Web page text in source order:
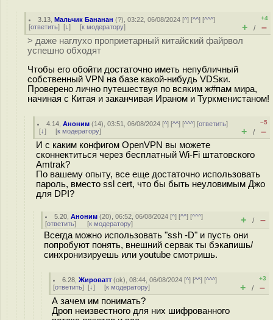
3.13 ,Мальчик Бананан (?), 03:22, 06/08/2024 [^] [^^] [^^^]
[ответить] [↓] [к модератору]
+4
+ / –
> даже наглухо проприетарный китайский файрвол
успешно обходят
Чтобы его обойти достаточно иметь непубличный
собственный VPN на базе какой-нибудь VDSки.
Проверено лично путешествуя по всяким ж#пaм мира,
начиная с Китая и заканчивая Ираном и Туркменистаном!
4.14 ,Аноним (14), 03:51, 06/08/2024 [^] [^^] [^^^] [ответить]
[↓] [к модератору]
–5
+ / –
И c каким конфигом OpenVPN вы можете
сконнектиться через бесплатный Wi-Fi штатовского
Amtrak?
По вашему опыту, все еще достаточно использовать
пароль, вместо ssl cert, что бы быть неуловимым Джо
для DPI?
5.20 ,Аноним (20), 06:52, 06/08/2024 [^] [^^] [^^^]
[ответить] [к модератору] + / –
Всегда можно использовать "ssh -D" и пусть они
попробуют понять, внешний сервак ты бэкапишь/
синхронизируешь или youtube смотришь.
6.28 ,Жироватт (ok), 08:44, 06/08/2024 [^] [^^] [^^^]
[ответить] [↓] [к модератору]
+3
+ / –
А зачем им понимать?
Дроп неизвестного для них шифрованного